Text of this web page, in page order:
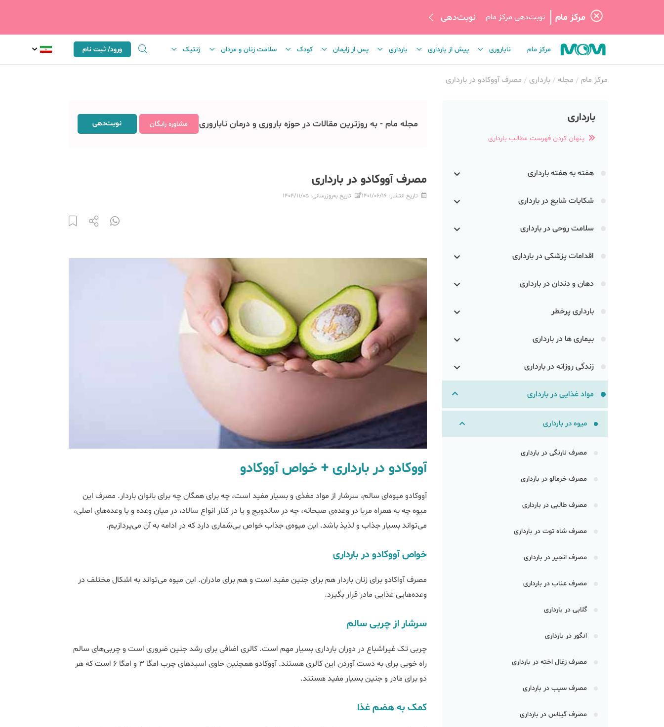
مرکز مام نوبت‌دهی مرکز مام نوبت‌دهی
مرکز مام ناباروری پیش از بارداری بارداری پس از زایمان کودک سلامت زنان و مردان ژنتیک ورود/ ثبت نام
مرکز مام مجله بارداری مصرف آووکادو در بارداری
بارداری
پنهان کردن فهرست مطالب بارداری
هفته به هفته بارداری
شکایات شایع در بارداری
سلامت روحی در بارداری
اقدامات پزشکی در بارداری
دهان و دندان در بارداری
بارداری پرخطر
بیماری ها در بارداری
زندگی روزانه در بارداری
مواد غذایی در بارداری
میوه در بارداری
مصرف نارنگی در بارداری
مصرف خرمالو در بارداری
مصرف طالبی در بارداری
مصرف شاه توت در بارداری
مصرف انجیر در بارداری
مصرف عناب در بارداری
گلابی در بارداری
انگور در بارداری
مصرف زغال اخته در بارداری
مصرف سیب در بارداری
مصرف گیلاس در بارداری
مجله مام - به روزترین مقالات در حوزه باروری و درمان ناباروری مشاوره رایگان نوبت‌دهی
مصرف آووکادو در بارداری
تاریخ انتشار: ۱۴۰۱/۰۶/۱۶ تاریخ به‌روزرسانی: ۱۴۰۴/۱۱/۰۵
آووکادو در بارداری + خواص آووکادو
آووکادو میوه‌ای سالم، سرشار از مواد مغذی و بسیار مفید است، چه برای همگان چه برای بانوان باردار. مصرف این
میوه چه به همراه مربا در وعده‌ی صبحانه، چه در ساندویچ و یا در کنار انواع سالاد، در میان وعده و یا وعده‌های اصلی،
می‌تواند بسیار جذاب و لذیذ باشد. این میوه‌ی جذاب خواص بی‌شماری دارد که در ادامه به آن می‌پردازیم.
خواص آووکادو در بارداری
مصرف آواکادو برای زنان باردار هم برای جنین مفید است و هم برای مادران. این میوه می‌تواند به اشکال مختلف در
وعده‌هایی غذایی مادر قرار بگیرد.
سرشار از چربی سالم
چربی تک غیراشباع در دوران بارداری بسیار مهم است. کالری اضافی برای رشد جنین ضروری است و چربی‌های سالم
راه خوبی برای به دست آوردن این کالری هستند. آووکادو همچنین حاوی اسیدهای چرب امگا 3 و امگا 6 است که هر
دو برای مادر و جنین بسیار مفید هستند.
کمک به هضم غذا